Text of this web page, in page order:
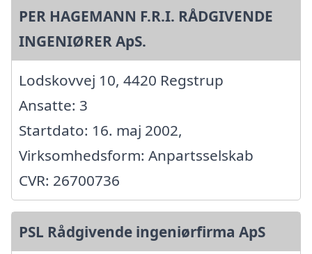
PER HAGEMANN F.R.I. RÅDGIVENDE
INGENIØRER ApS.
Lodskovvej 10, 4420 Regstrup
Ansatte: 3
Startdato: 16. maj 2002,
Virksomhedsform: Anpartsselskab
CVR: 26700736
PSL Rådgivende ingeniørfirma ApS